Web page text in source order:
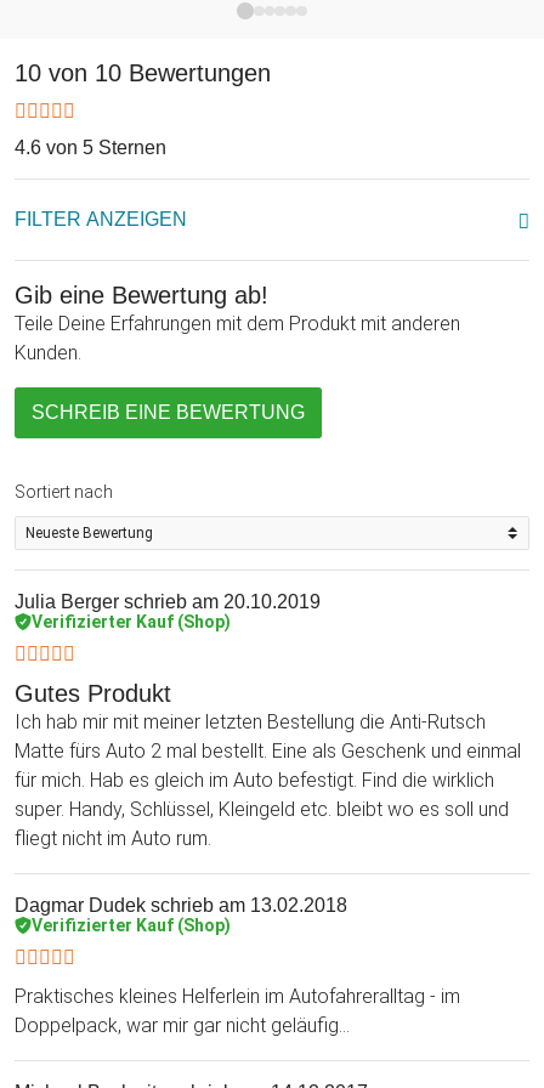
10 von 10 Bewertungen
4.6 von 5 Sternen
FILTER ANZEIGEN
Gib eine Bewertung ab!
Teile Deine Erfahrungen mit dem Produkt mit anderen
Kunden.
SCHREIB EINE BEWERTUNG
Sortiert nach
Julia Berger schrieb am 20.10.2019
Verifizierter Kauf (Shop)
Gutes Produkt
Ich hab mir mit meiner letzten Bestellung die Anti-Rutsch
Matte fürs Auto 2 mal bestellt. Eine als Geschenk und einmal
für mich. Hab es gleich im Auto befestigt. Find die wirklich
super. Handy, Schlüssel, Kleingeld etc. bleibt wo es soll und
fliegt nicht im Auto rum.
Dagmar Dudek schrieb am 13.02.2018
Verifizierter Kauf (Shop)
Praktisches kleines Helferlein im Autofahreralltag - im
Doppelpack, war mir gar nicht geläufig...